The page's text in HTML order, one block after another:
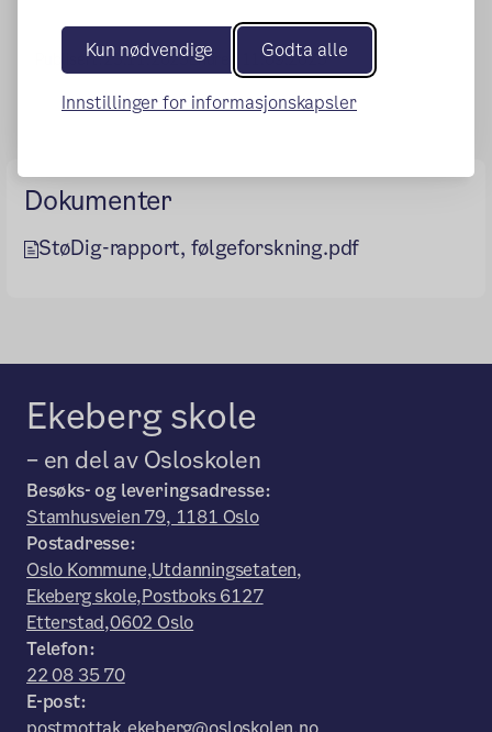
Kun nødvendige Godta alle
Innstillinger for informasjonskapsler
Publisert:23.11.2023Endret: 11.09.2025
Dokumenter
StøDig-rapport, følgeforskning.pdf
Ekeberg skole
– en del av Osloskolen
Besøks- og leveringsadresse:
Stamhusveien 79, 1181 Oslo
Postadresse:
Oslo Kommune,Utdanningsetaten,
Ekeberg skole,Postboks 6127
Etterstad,0602 Oslo
Telefon:
22 08 35 70
E-post: